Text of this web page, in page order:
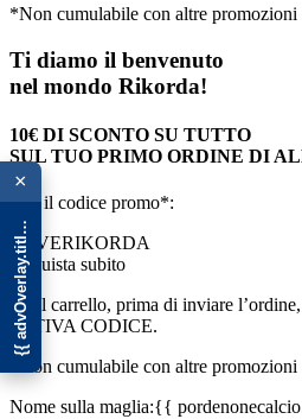
*Non cumulabile con altre promozioni
×
{{ advOverlay.title || 'Promo' }}
Ti diamo il benvenuto
nel mondo Rikorda!
10€ DI SCONTO SU TUTTO
SUL TUO PRIMO ORDINE DI
Usa il codice promo*:
LOVERIKORDA
Acquista subito
*Nel carrello, prima di inviare
ATTIVA CODICE.
*Non cumulabile con altre
Nome sulla maglia:{{